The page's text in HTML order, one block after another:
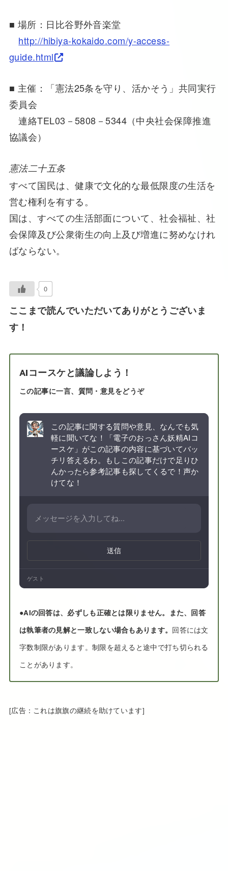
■ 場所：日比谷野外音楽堂
http://hibiya-kokaido.com/y-access-
guide.html
■ 主催：「憲法25条を守り、活かそう」共同実行
委員会
連絡TEL03－5808－5344（中央社会保障推進
協議会）
憲法二十五条
すべて国民は、健康で文化的な最低限度の生活を
営む権利を有する。
国は、すべての生活部面について、社会福祉、社
会保障及び公衆衛生の向上及び増進に努めなけれ
ばならない。
0
ここまで読んでいただいてありがとうございま
す！
AIコースケと議論しよう！
この記事に一言、質問・意見をどうぞ
この記事に関する質問や意見、なんでも気
軽に聞いてな！「電子のおっさん妖精AIコ
ースケ」がこの記事の内容に基づいてバッ
チリ答えるわ。もしこの記事だけで足りひ
んかったら参考記事も探してくるで！声か
けてな！
送信
ゲスト
●AIの回答は、必ずしも正確とは限りません。また、回答
は執筆者の見解と一致しない場合もあります。 回答には文
字数制限があります。制限を超えると途中で打ち切られる
ことがあります。
[広告：これは旗旗の継続を助けています]